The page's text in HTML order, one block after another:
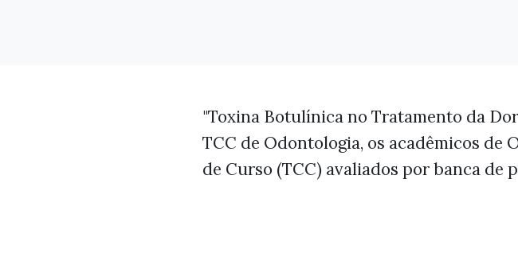
"Toxina Botulínica no Tratamento da
TCC de Odontologia, os acadêmicos de
de Curso (TCC) avaliados por banca de